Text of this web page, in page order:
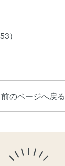
）
前のページへ戻る